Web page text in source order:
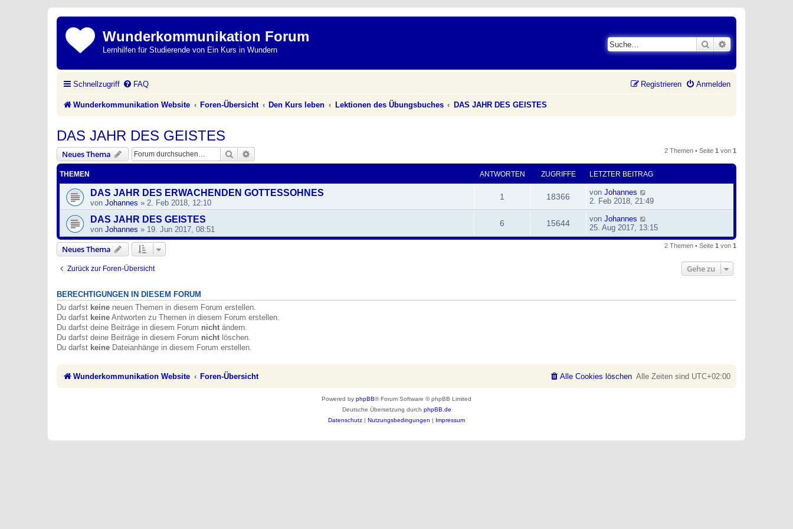
Wunderkommunikation Forum
Lernhilfen für Studierende von Ein Kurs in Wundern
Suche
Schnellzugriff FAQ Anmelden
Registrieren
Wunderkommunikation Website Foren-Übersicht Den Kurs leben Lektionen des Übungsbuches DAS JAHR DES GEISTES
DAS JAHR DES GEISTES
Neues Thema Suche 2 Themen • Seite 1 von 1
THEMEN ANTWORTEN ZUGRIFFE LETZTER BEITRAG
DAS JAHR DES ERWACHENDEN GOTTESSOHNES
von Johannes » 2. Feb 2018, 12:10
1 18366 von Johannes
2. Feb 2018, 21:49
DAS JAHR DES GEISTES
von Johannes » 19. Jun 2017, 08:51
6 15644 von Johannes
25. Aug 2017, 13:15
Neues Thema 2 Themen • Seite 1 von 1
Zurück zur Foren-Übersicht Gehe zu
BERECHTIGUNGEN IN DIESEM FORUM
Du darfst keine neuen Themen in diesem Forum erstellen.
Du darfst keine Antworten zu Themen in diesem Forum erstellen.
Du darfst deine Beiträge in diesem Forum nicht ändern.
Du darfst deine Beiträge in diesem Forum nicht löschen.
Du darfst keine Dateianhänge in diesem Forum erstellen.
Wunderkommunikation Website Foren-Übersicht Alle Zeiten sind UTC+02:00
Alle Cookies löschen
Powered by phpBB® Forum Software © phpBB Limited
Deutsche Übersetzung durch phpBB.de
Datenschutz | Nutzungsbedingungen | Impressum